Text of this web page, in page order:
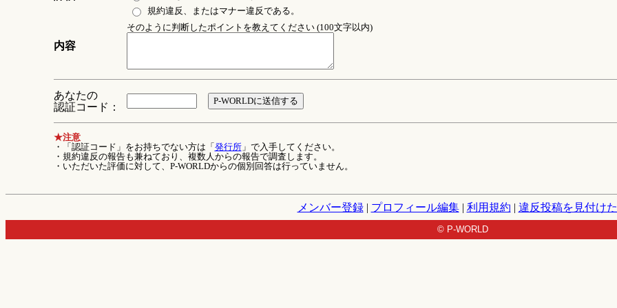
規約違反、またはマナー違反である。
内容
そのように判断したポイントを教えてください (100文字以内)
あなたの
認証コード：
★注意
・「認証コード」をお持ちでない方は「 発行所」で入手してください。
・規約違反の報告も兼ねており、複数人からの報告で調査します。
・いただいた評価に対して、P-WORLDからの個別回答は行っていません。
メンバー登録| プロフィール編集| 利用規約 | 違反投稿を見付け
© P-WORLD